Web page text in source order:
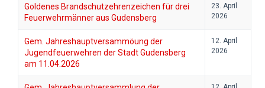
Goldenes Brandschutzehrenzeichen für drei
Feuerwehrmänner aus Gudensberg
23. April
2026
Gem. Jahreshauptversammöung der
Jugendfeuerwehren der Stadt Gudensberg
am 11.04.2026
12. April
2026